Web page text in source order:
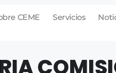
CEME Servicios